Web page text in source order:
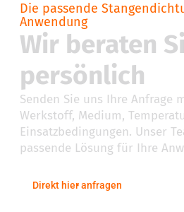
Die passende
Anwendung
Wir beraten
persönlich
Senden Sie uns Ihre Anfrage
Werkstoff, Medium,
Einsatzbedingungen. Unser
passende Lösung für Ihre
Direkt hier anfragen